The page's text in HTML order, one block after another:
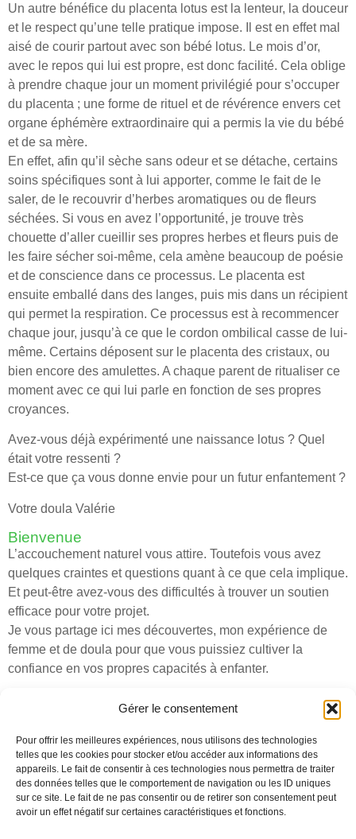
Gérer le consentement
Pour offrir les meilleures expériences, nous utilisons des technologies
telles que les cookies pour stocker et/ou accéder aux informations des
appareils. Le fait de consentir à ces technologies nous permettra de traiter
des données telles que le comportement de navigation ou les ID uniques
sur ce site. Le fait de ne pas consentir ou de retirer son consentement peut
avoir un effet négatif sur certaines caractéristiques et fonctions.
Un autre bénéfice du placenta lotus est la lenteur, la douceur
et le respect qu’une telle pratique impose. Il est en effet mal
aisé de courir partout avec son bébé lotus. Le mois d’or,
avec le repos qui lui est propre, est donc facilité. Cela oblige
à prendre chaque jour un moment privilégié pour s’occuper
du placenta ; une forme de rituel et de révérence envers cet
organe éphémère extraordinaire qui a permis la vie du bébé
et de sa mère.
En effet, afin qu’il sèche sans odeur et se détache, certains
soins spécifiques sont à lui apporter, comme le fait de le
saler, de le recouvrir d’herbes aromatiques ou de fleurs
séchées. Si vous en avez l’opportunité, je trouve très
chouette d’aller cueillir ses propres herbes et fleurs puis de
les faire sécher soi-même, cela amène beaucoup de poésie
et de conscience dans ce processus. Le placenta est
ensuite emballé dans des langes, puis mis dans un récipient
qui permet la respiration. Ce processus est à recommencer
chaque jour, jusqu’à ce que le cordon ombilical casse de lui-
même. Certains déposent sur le placenta des cristaux, ou
bien encore des amulettes. A chaque parent de ritualiser ce
moment avec ce qui lui parle en fonction de ses propres
croyances.
Avez-vous déjà expérimenté une naissance lotus ? Quel
était votre ressenti ?
Est-ce que ça vous donne envie pour un futur enfantement ?
Votre doula Valérie
Bienvenue
L’accouchement naturel vous attire. Toutefois vous avez
quelques craintes et questions quant à ce que cela implique.
Et peut-être avez-vous des difficultés à trouver un soutien
efficace pour votre projet.
Je vous partage ici mes découvertes, mon expérience de
femme et de doula pour que vous puissiez cultiver la
confiance en vos propres capacités à enfanter.